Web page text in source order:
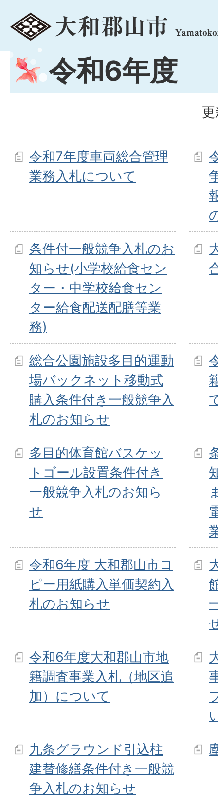
menu
令和6年度
令和7年度車両総合管理
業務入札について
条件付一般競争入札のお
知らせ(小学校給食セン
ター・中学校給食セン
ター給食配送配膳等業
務)
総合公園施設多目的運動
場バックネット移動式
購入条件付き一般競争入
札のお知らせ
多目的体育館バスケッ
トゴール設置条件付き
一般競争入札のお知ら
せ
令和6年度 大和郡山市コ
ピー用紙購入単価契約入
札のお知らせ
令和6年度大和郡山市地
籍調査事業入札（地区追
加）について
九条グラウンド引込柱
建替修繕条件付き一般競
争入札のお知らせ